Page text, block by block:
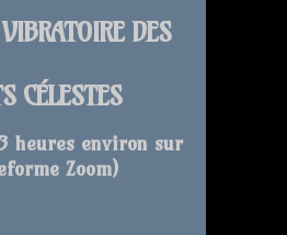
DES
CÉLESTES
heures environ sur
Zoom)